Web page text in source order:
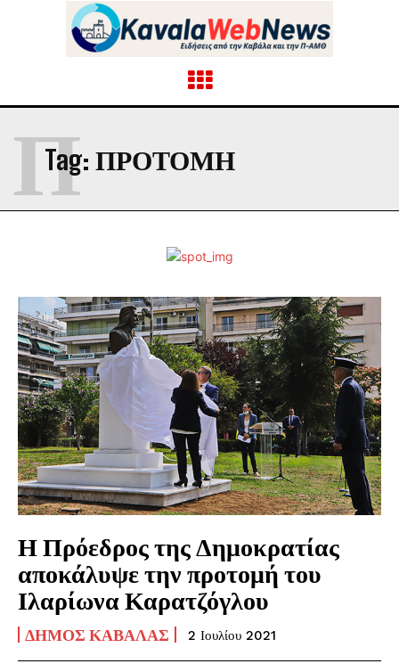
Tag: ΠΡΟΤΟΜΗ
Π
Η Πρόεδρος της Δημοκρατίας
αποκάλυψε την προτομή του
Ιλαρίωνα Καρατζόγλου
ΔΉΜΟΣ ΚΑΒΆΛΑΣ 2 Ιουλίου 2021